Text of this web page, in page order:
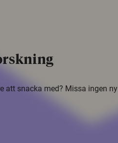
att snacka med? Missa ingen ny